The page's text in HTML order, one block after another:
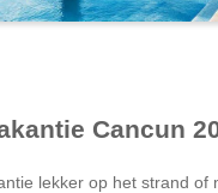
Cancun
lekker op het strand